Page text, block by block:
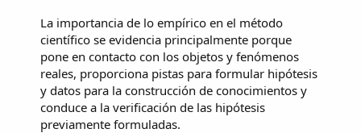
La importancia de lo empírico en el método
científico se evidencia principalmente porque
pone en contacto con los objetos y fenómenos
reales, proporciona pistas para formular hipótesis
y datos para la construcción de conocimientos y
conduce a la verificación de las hipótesis
previamente formuladas.